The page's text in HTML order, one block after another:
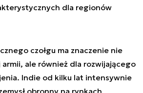
dla regionów
czołgu ma znaczenie nie
ale również dla rozwijającego
Indie od kilku lat intensywnie